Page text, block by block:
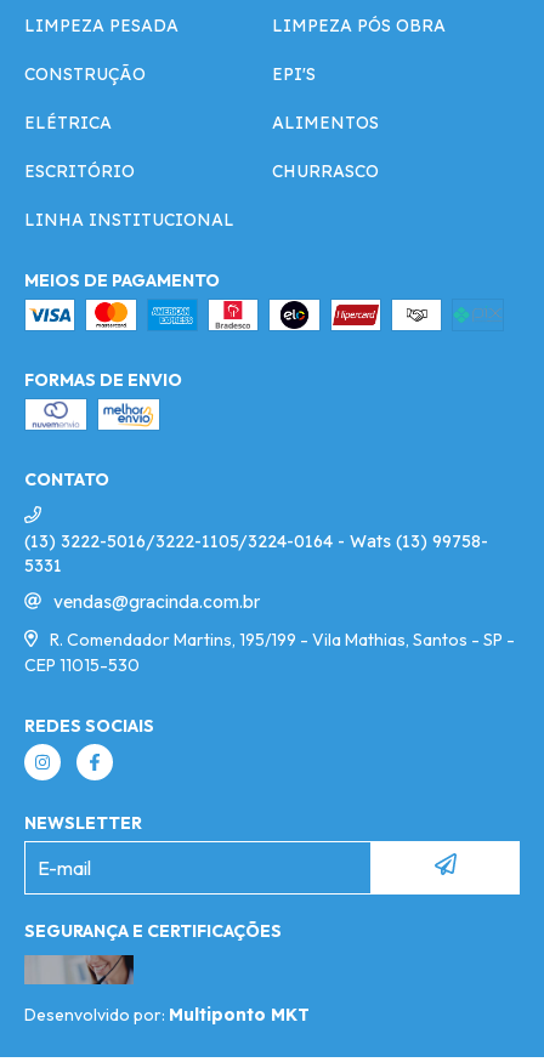
LIMPEZA PESADA LIMPEZA PÓS OBRA
CONSTRUÇÃO EPI'S
ELÉTRICA ALIMENTOS
ESCRITÓRIO CHURRASCO
LINHA INSTITUCIONAL
MEIOS DE PAGAMENTO
FORMAS DE ENVIO
CONTATO
(13) 3222-5016/3222-1105/3224-0164 - Wats (13) 99758-
5331
vendas@gracinda.com.br
R. Comendador Martins, 195/199 - Vila Mathias, Santos - SP -
CEP 11015-530
REDES SOCIAIS
NEWSLETTER
SEGURANÇA E CERTIFICAÇÕES
Desenvolvido por: Multiponto MKT